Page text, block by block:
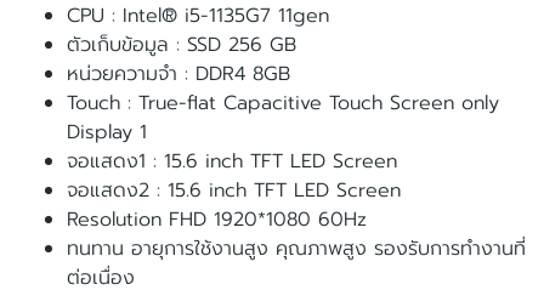
CPU : Intel® i5-1135G7 11gen
ตัวเก็บข้อมูล : SSD 256 GB
หน่วยความจำ : DDR4 8GB
Touch : True-flat Capacitive Touch Screen only
Display 1
จอแสดง1 : 15.6 inch TFT LED Screen
จอแสดง2 : 15.6 inch TFT LED Screen
Resolution FHD 1920*1080 60Hz
ทนทาน อายุการใช้งานสูง คุณภาพสูง รองรับการทำงานที่
ต่อเนื่อง